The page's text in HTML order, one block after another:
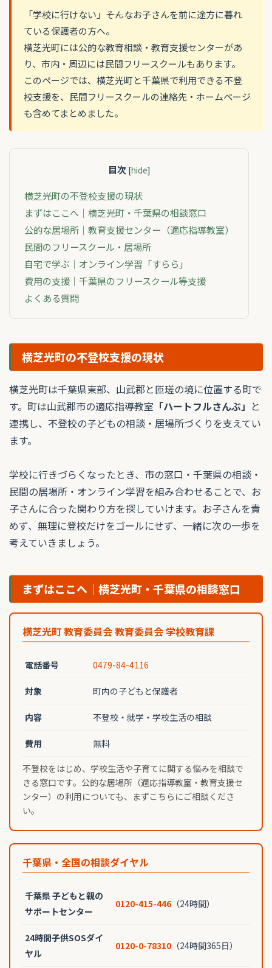
「学校に行けない」――そんなお子さんを前に途方に暮れ
ている保護者の方へ。
横芝光町には公的な教育相談・教育支援センターがあ
り、市内・周辺には民間フリースクールもあります。
このページでは、横芝光町と千葉県で利用できる不登
校支援を、民間フリースクールの連絡先・ホームページ
も含めてまとめました。
目次 [hide]
横芝光町の不登校支援の現状
まずはここへ｜横芝光町・千葉県の相談窓口
公的な居場所｜教育支援センター（適応指導教室）
民間のフリースクール・居場所
自宅で学ぶ｜オンライン学習「すらら」
費用の支援｜千葉県のフリースクール等支援
よくある質問
横芝光町の不登校支援の現状
横芝光町は千葉県東部、山武郡と匝瑳の境に位置する町で
す。町は山武郡市の適応指導教室 「ハートフルさんぶ」 と
連携し、不登校の子どもの相談・居場所づくりを支えてい
ます。
学校に行きづらくなったとき、市の窓口・千葉県の相談・
民間の居場所・オンライン学習を組み合わせることで、お
子さんに合った関わり方を探していけます。お子さんを責
めず、無理に登校だけをゴールにせず、一緒に次の一歩を
考えていきましょう。
まずはここへ｜横芝光町・千葉県の相談窓口
横芝光町 教育委員会 教育委員会 学校教育課
電話番号 0479-84-4116
対象 町内の子どもと保護者
内容 不登校・就学・学校生活の相談
費用 無料
不登校をはじめ、学校生活や子育てに関する悩みを相談で
きる窓口です。公的な居場所（適応指導教室・教育支援セ
ンター）の利用についても、まずこちらにご相談くださ
い。
千葉県・全国の相談ダイヤル
千葉県 子どもと親の
サポートセンター
0120-415-446 （24時間）
24時間子供SOSダイ
ヤル
0120-0-78310 （24時間365日）